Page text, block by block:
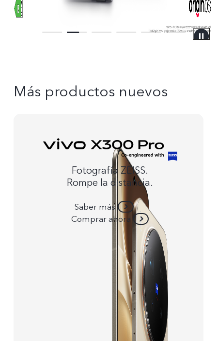
Más productos nuevos
Fotografía ZEISS.
Rompe la distancia.
Saber más
Comprar ahora